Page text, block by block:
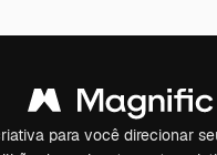
para você direcionar